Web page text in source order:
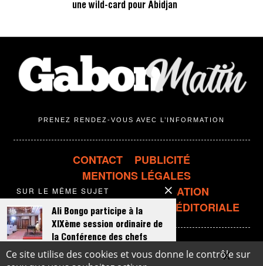
une wild-card pour Abidjan
SUR LE MÊME SUJET
Ali Bongo participe à la
XIXème session ordinaire de
la Conférence des chefs
d’Etat de la CEEAC
PRENEZ RENDEZ-VOUS AVEC L’INFORMATION
CONTACT
PUBLICITÉ
MENTIONS LÉGALES
CONDITIONS D'UTILISATION
CONFIDENTIALITÉ
LIGNE ÉDITORIALE
© 2018-2026Binto Media- Site conçu et réalisé par
Ce site utilise des cookies et vous donne le contrôle sur
X